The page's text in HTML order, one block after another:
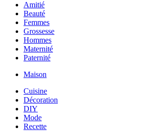
Amitié
Beauté
Femmes
Grossesse
Hommes
Maternité
Paternité
Maison
Cuisine
Décoration
DIY
Mode
Recette